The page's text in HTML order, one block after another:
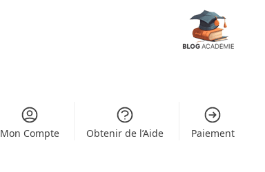
Mon Compte Obtenir de l’Aide Paiement